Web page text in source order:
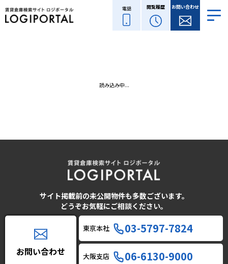
電話 閲覧履歴 お問い合わせ
読み込み中...
サイト掲載前の未公開物件も多数ございます。
どうぞお気軽にご相談ください。
お問い合わせ
東京本社 03-5797-7824
大阪支店 06-6130-9000